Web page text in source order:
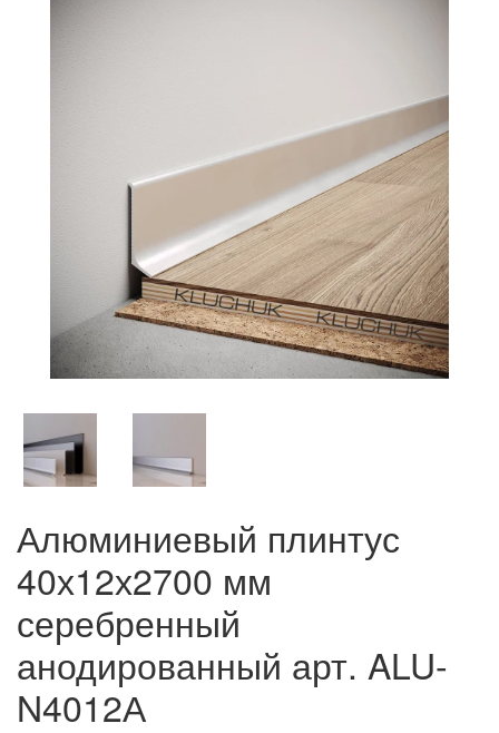
Алюминиевый плинтус
40х12х2700 мм
серебренный
анодированный арт. ALU-
N4012А